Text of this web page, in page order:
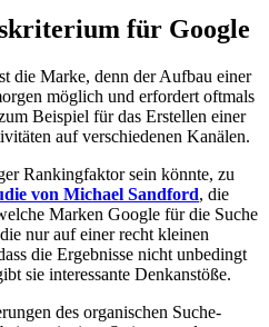
für Google
die Marke, denn der Aufbau einer
möglich und erfordert oftmals
Beispiel für das Erstellen einer
auf verschiedenen Kanälen.
Rankingfaktor sein könnte, zu
von Michael Sandford, die
Marken Google für die Suche
nur auf einer recht kleinen
die Ergebnisse nicht unbedingt
sie interessante Denkanstöße.
des organischen Suche-